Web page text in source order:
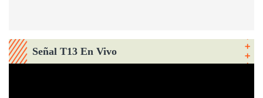
Señal T13 En Vivo